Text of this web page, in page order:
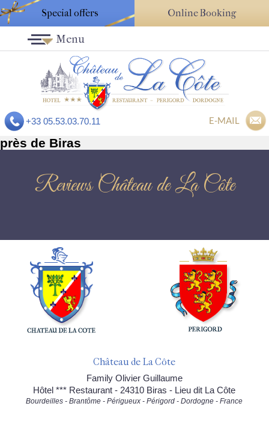
Special offers Online Booking
+33 05.53.03.70.11 E-MAIL
Menu
près de Biras
Reviews Château de La Côte
Château de La Côte
Family Olivier Guillaume
Hôtel *** Restaurant - 24310 Biras - Lieu dit La Côte
Bourdeilles - Brantôme - Périgueux - Périgord - Dordogne - France